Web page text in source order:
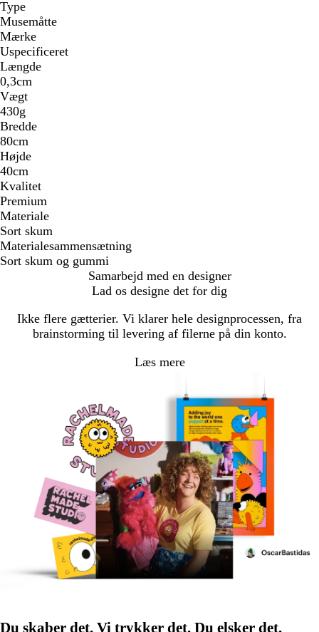
Type
Musemåtte
Mærke
Uspecificeret
Længde
0,3cm
Vægt
430g
Bredde
80cm
Højde
40cm
Kvalitet
Premium
Materiale
Sort skum
Materialesammensætning
Sort skum og gummi
Samarbejd med en designer
Lad os designe det for dig
Ikke flere gætterier. Vi klarer hele designprocessen, fra
brainstorming til levering af filerne på din konto.
Læs mere
Du skaber det. Vi trykker det. Du elsker det.